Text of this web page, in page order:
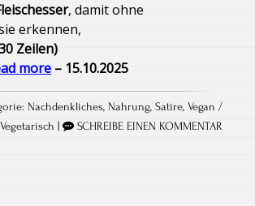
, damit ohne
erkennen,
Zeilen)
more – 15.10.2025
Nachdenkliches, Nahrung, Satire, Vegan /
Vegetarisch
SCHREIBE EINEN KOMMENTAR